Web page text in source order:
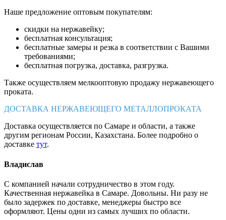
Наше предложение оптовым покупателям:
скидки на нержавейку;
бесплатная консультация;
бесплатные замеры и резка в соответствии с Вашими
требованиями;
бесплатная погрузка, доставка, разгрузка.
Также осуществляем мелкооптовую продажу нержавеющего
проката.
ДОСТАВКА НЕРЖАВЕЮЩЕГО МЕТАЛЛОПРОКАТА
Доставка осуществляется по Самаре и области, а также
другим регионам России, Казахстана. Более подробно о
доставке тут.
Владислав
С компанией начали сотрудничество в этом году.
Качественная нержавейка в Самаре. Довольны. Ни разу не
было задержек по доставке, менеджеры быстро все
оформляют. Цены одни из самых лучших по области.